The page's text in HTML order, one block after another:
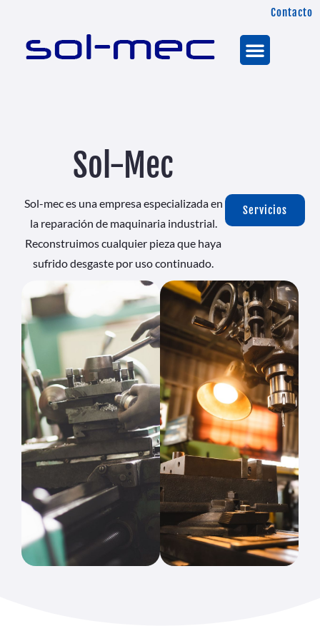
Contacto
Sol-Mec
Sol-mec es una empresa especializada en
la reparación de maquinaria industrial.
Reconstruimos cualquier pieza que haya
sufrido desgaste por uso continuado.
Servicios